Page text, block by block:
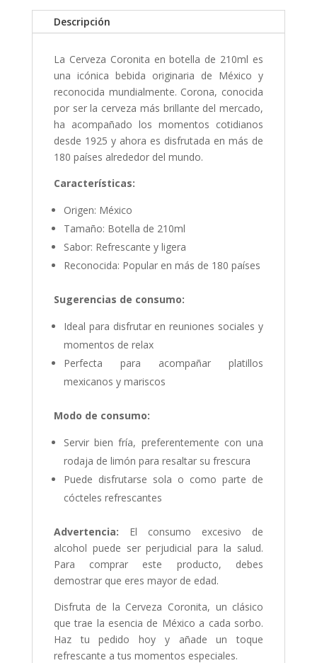
Descripción
La Cerveza Coronita en botella de 210ml es
una icónica bebida originaria de México y
reconocida mundialmente. Corona, conocida
por ser la cerveza más brillante del mercado,
ha acompañado los momentos cotidianos
desde 1925 y ahora es disfrutada en más de
180 países alrededor del mundo.
Características:
Origen: México
Tamaño: Botella de 210ml
Sabor: Refrescante y ligera
Reconocida: Popular en más de 180 países
Sugerencias de consumo:
Ideal para disfrutar en reuniones sociales y
momentos de relax
Perfecta para acompañar platillos
mexicanos y mariscos
Modo de consumo:
Servir bien fría, preferentemente con una
rodaja de limón para resaltar su frescura
Puede disfrutarse sola o como parte de
cócteles refrescantes
Advertencia: El consumo excesivo de
alcohol puede ser perjudicial para la salud.
Para comprar este producto, debes
demostrar que eres mayor de edad.
Disfruta de la Cerveza Coronita, un clásico
que trae la esencia de México a cada sorbo.
Haz tu pedido hoy y añade un toque
refrescante a tus momentos especiales.